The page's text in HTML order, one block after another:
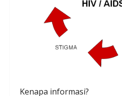
Kenapa informasi?